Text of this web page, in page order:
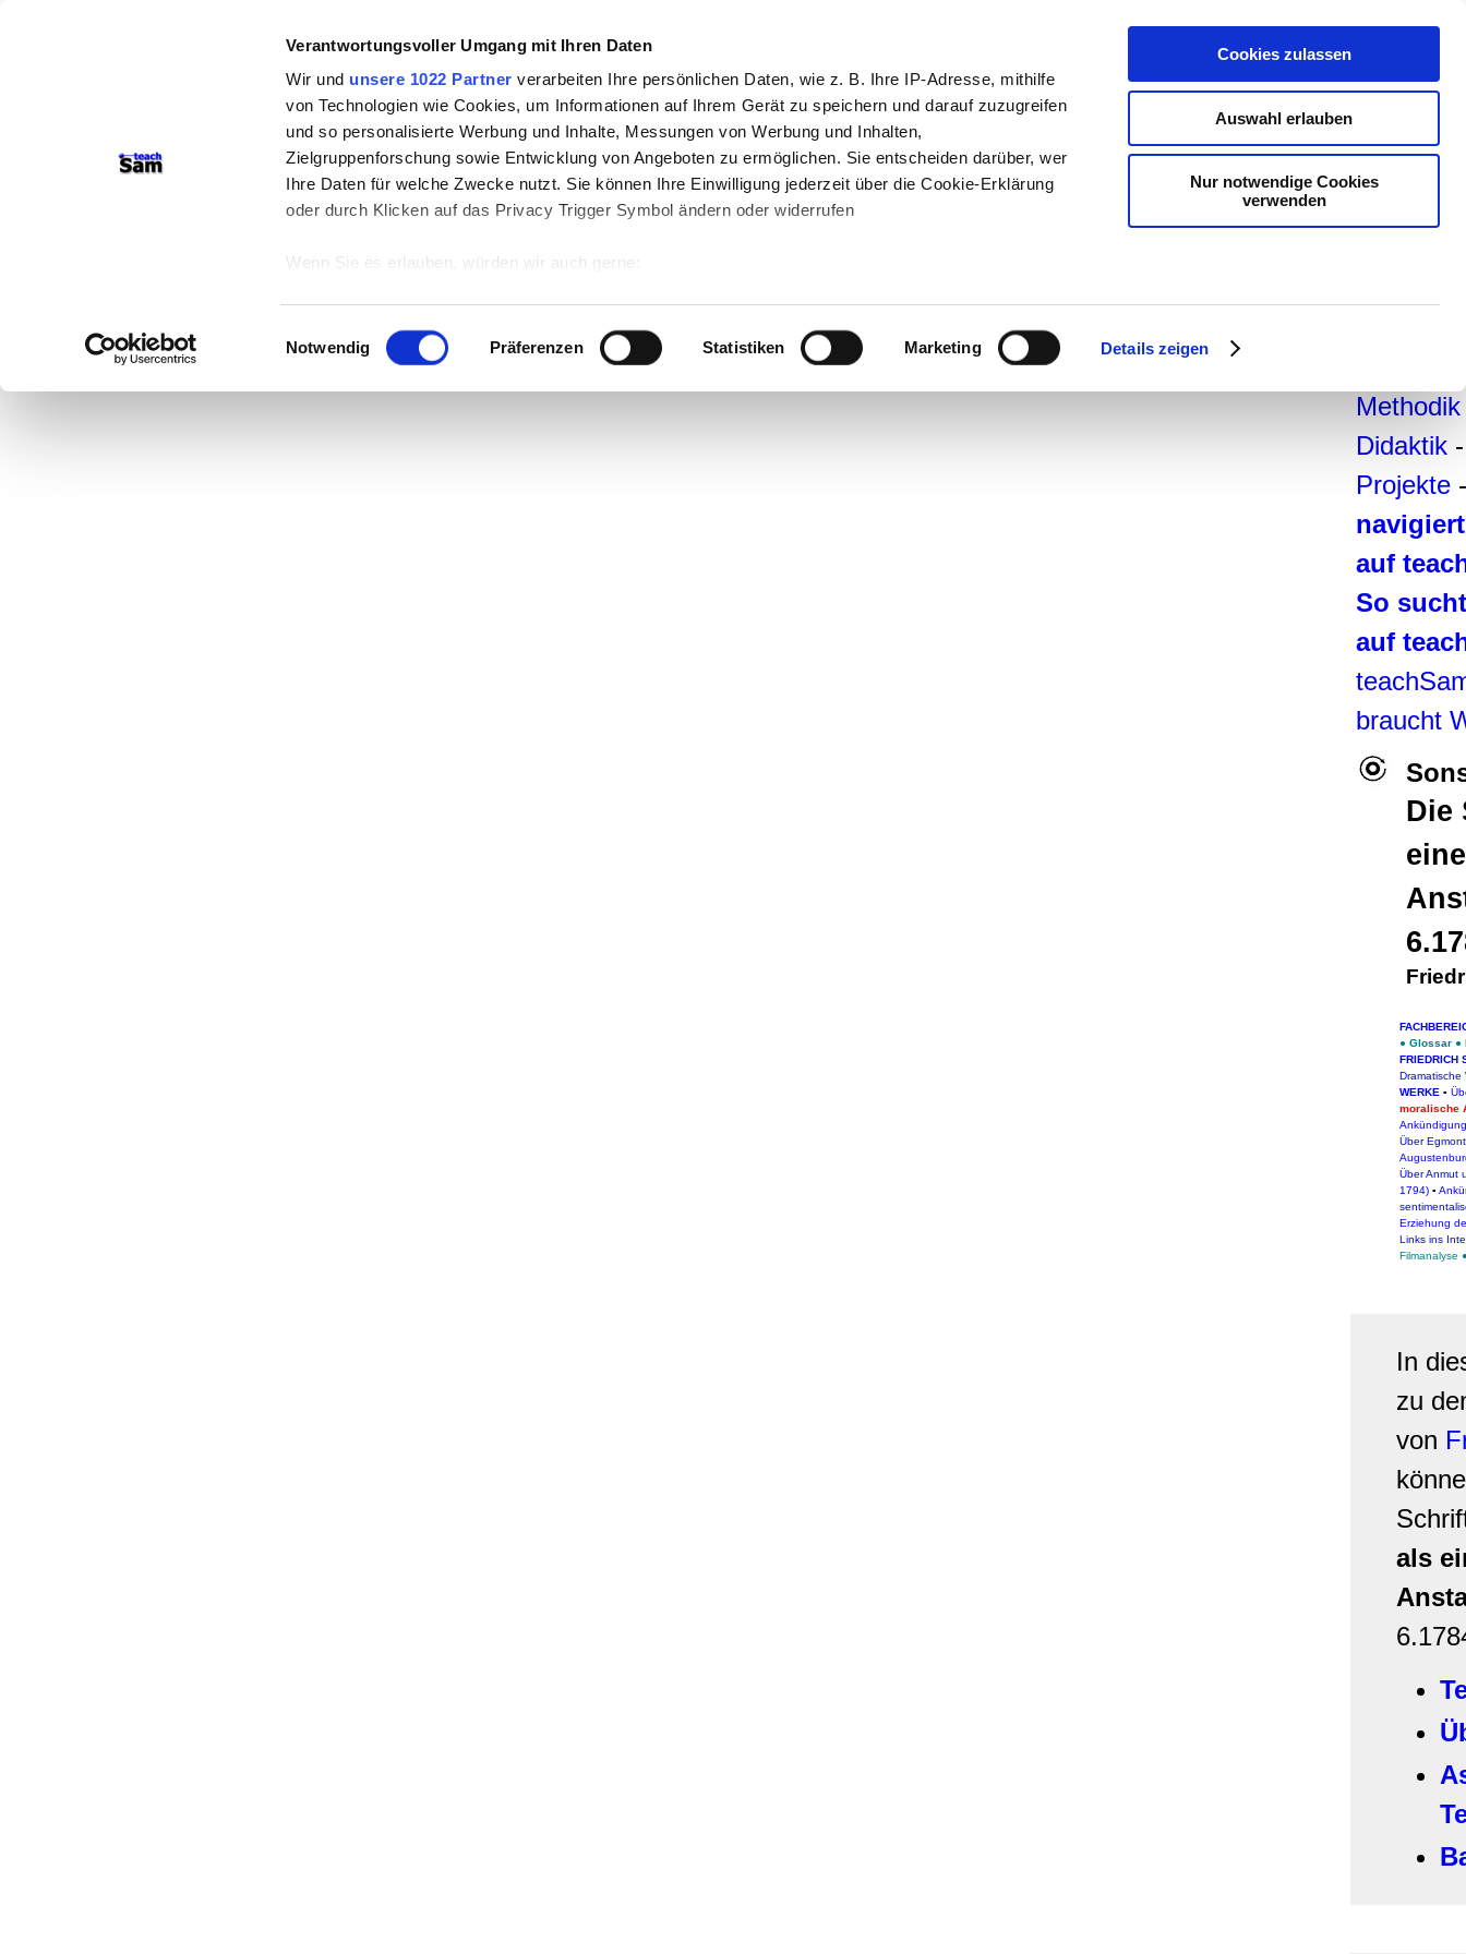
Verantwortungsvoller Umgang mit Ihren Daten
Wir und unsere 1022 Partner verarbeiten Ihre persönlichen Daten, wie z. B. Ihre IP-Adresse, mithilfe
von Technologien wie Cookies, um Informationen auf Ihrem Gerät zu speichern und darauf zuzugreifen
und so personalisierte Werbung und Inhalte, Messungen von Werbung und Inhalten,
Zielgruppenforschung sowie Entwicklung von Angeboten zu ermöglichen. Sie entscheiden darüber, wer
Ihre Daten für welche Zwecke nutzt. Sie können Ihre Einwilligung jederzeit über die Cookie-Erklärung
oder durch Klicken auf das Privacy Trigger Symbol ändern oder widerrufen
Wenn Sie es erlauben, würden wir auch gerne:
Ihr Gerät durch aktives Scannen nach bestimmten Merkmalen (Fingerprinting) identifizieren
Erfahren Sie mehr darüber, wie Ihre persönlichen Daten verarbeitet werden, und legen Sie Ihre
Präferenzen imAbschnitt Einzelheitenfest.
Einwilligungsauswahl
Notwendig Präferenzen Statistiken Marketing Details zeigen
Cookies zulassen
Auswahl erlauben
Nur notwendige Cookies
verwenden
-
Didaktik -
Projekte
auf
So
auf
braucht
Die
● Glossar ●
FRIEDRICH
Dramatische
WERKE ▪
moralische
Über
Über Anmut
1794) ▪
Erziehung
Links ins
Filmanalyse
In
zu
von
als